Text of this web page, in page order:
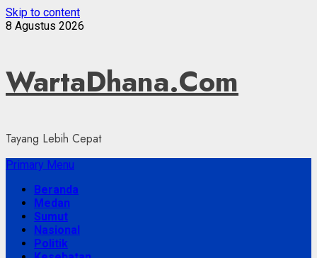
Skip to content
8 Agustus 2026
WartaDhana.Com
Tayang Lebih Cepat
Primary Menu
Beranda
Medan
Sumut
Nasional
Politik